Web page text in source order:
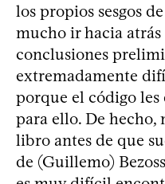
los propios sesgos
mucho ir hacia atrás
conclusiones
extremadamente
porque el código les
para ello. De hecho,
libro antes de que
de (Guillemo)